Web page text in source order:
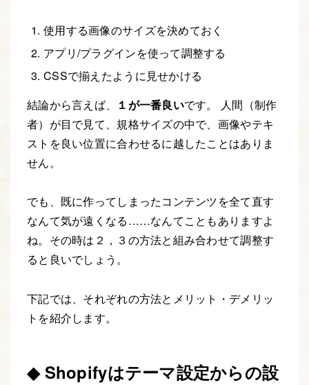
使用する画像のサイズを決めておく
アプリ/プラグインを使って調整する
CSSで揃えたように見せかける
結論から言えば、
１が一番良いです。 人間（制作
者）が目で見て、規格サイズの中で、画像やテキ
ストを良い位置に合わせるに越したことはありま
せん。
でも、既に作ってしまったコンテンツを全て直す
なんて気が遠くなる……なんてこともありますよ
ね。その時は２，３の方法と組み合わせて調整す
ると良いでしょう。
下記では、それぞれの方法とメリット・デメリッ
トを紹介します。
◆ Shopifyはテーマ設定からの設